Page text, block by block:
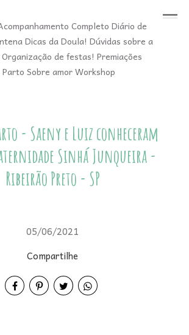
menu
Completo Diário de
Dicas da Doula! Dúvidas sobre a
Organização de festas! Premiações
Sobre amorWorkshop
- Saeny e Luiz conheceram
Sinhá Junqueira -
Ribeirão Preto - SP
05/06/2021
Compartilhe